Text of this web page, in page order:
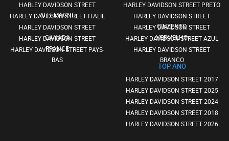
HARLEY DAVIDSON STREET
ALLEMAGNE
HARLEY DAVIDSON STREET ITALIE
HARLEY DAVIDSON STREET
CANADA
HARLEY DAVIDSON STREET
FRANCE
HARLEY DAVIDSON STREET PAYS-
BAS
HARLEY DAVIDSON STREET PRETO
HARLEY DAVIDSON STREET
CINZENTO
HARLEY DAVIDSON STREET
VERMELHO
HARLEY DAVIDSON STREET AZUL
HARLEY DAVIDSON STREET
BRANCO
TOP ANO
HARLEY DAVIDSON STREET 2017
HARLEY DAVIDSON STREET 2025
HARLEY DAVIDSON STREET 2024
HARLEY DAVIDSON STREET 2018
HARLEY DAVIDSON STREET 2026